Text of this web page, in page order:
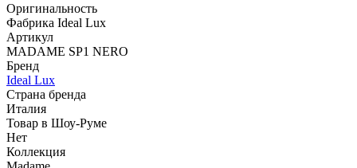
Оригинальность
Фабрика Ideal Lux
Артикул
MADAME SP1 NERO
Бренд
Ideal Lux
Страна бренда
Италия
Товар в Шоу-Руме
Нет
Коллекция